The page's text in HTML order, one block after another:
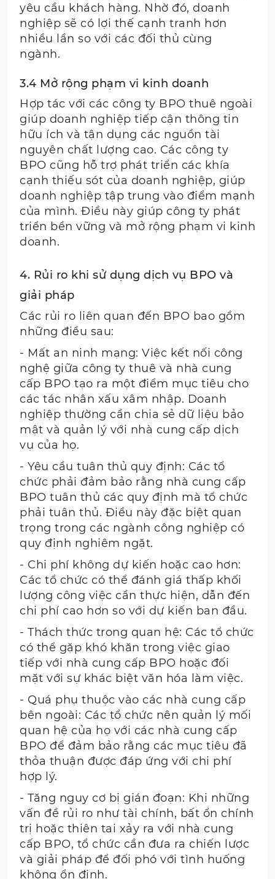
yêu cầu khách hàng. Nhờ đó, doanh
nghiệp sẽ có lợi thế cạnh tranh hơn
nhiều lần so với các đối thủ cùng
ngành.
3.4 Mở rộng phạm vi kinh doanh
Hợp tác với các công ty BPO thuê ngoài
giúp doanh nghiệp tiếp cận thông tin
hữu ích và tận dụng các nguồn tài
nguyên chất lượng cao. Các công ty
BPO cũng hỗ trợ phát triển các khía
cạnh thiếu sót của doanh nghiệp, giúp
doanh nghiệp tập trung vào điểm mạnh
của mình. Điều này giúp công ty phát
triển bền vững và mở rộng phạm vi kinh
doanh.
4. Rủi ro khi sử dụng dịch vụ BPO và
giải pháp
Các rủi ro liên quan đến BPO bao gồm
những điều sau:
- Mất an ninh mạng: Việc kết nối công
nghệ giữa công ty thuê và nhà cung
cấp BPO tạo ra một điểm mục tiêu cho
các tác nhân xấu xâm nhập. Doanh
nghiệp thường cần chia sẻ dữ liệu bảo
mật và quản lý với nhà cung cấp dịch
vụ của họ.
- Yêu cầu tuân thủ quy định: Các tổ
chức phải đảm bảo rằng nhà cung cấp
BPO tuân thủ các quy định mà tổ chức
phải tuân thủ. Điều này đặc biệt quan
trọng trong các ngành công nghiệp có
quy định nghiêm ngặt.
- Chi phí không dự kiến hoặc cao hơn:
Các tổ chức có thể đánh giá thấp khối
lượng công việc cần thực hiện, dẫn đến
chi phí cao hơn so với dự kiến ban đầu.
- Thách thức trong quan hệ: Các tổ chức
có thể gặp khó khăn trong việc giao
tiếp với nhà cung cấp BPO hoặc đối
mặt với sự khác biệt văn hóa làm việc.
- Quá phụ thuộc vào các nhà cung cấp
bên ngoài: Các tổ chức nên quản lý mối
quan hệ của họ với các nhà cung cấp
BPO để đảm bảo rằng các mục tiêu đã
thỏa thuận được đáp ứng với chi phí
hợp lý.
- Tăng nguy cơ bị gián đoạn: Khi những
vấn đề rủi ro như tài chính, bất ổn chính
trị hoặc thiên tai xảy ra với nhà cung
cấp BPO, tổ chức cần đưa ra chiến lược
và giải pháp để đối phó với tình huống
không ổn định.